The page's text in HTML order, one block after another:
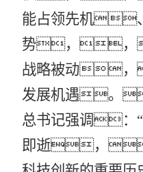
能占领先机
势，，
战略被动
发展机遇。
总书记强调：“
即逝，